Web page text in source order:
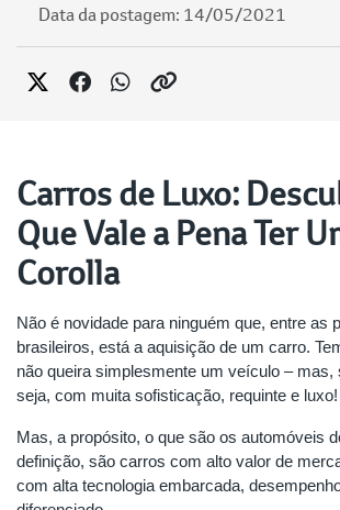
Data da postagem: 14/05/2021
Carros de Luxo:
Que Vale a Pena Ter
Corolla
Não é novidade para ninguém que, entre as
brasileiros, está a aquisição de um carro.
não queira simplesmente um veículo – mas,
seja, com muita sofisticação, requinte e luxo!
Mas, a propósito, o que são os automóveis
definição, são carros com alto valor de
com alta tecnologia embarcada,